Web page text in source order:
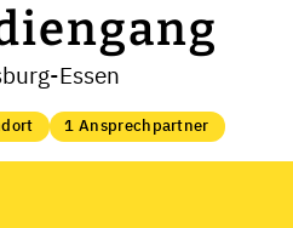
Essen
1 Ansprechpartner